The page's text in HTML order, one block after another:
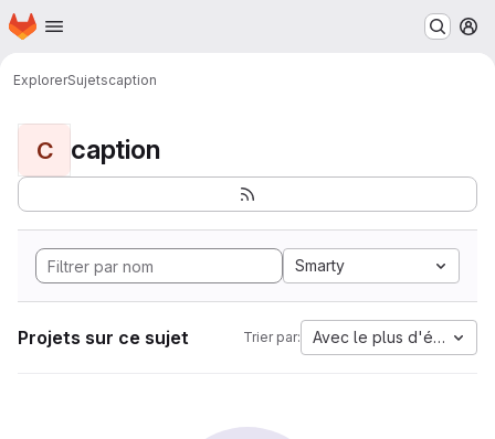
Passer au contenu principal
Page d'accueil
ExplorerSujetscaption
C caption
Smarty
Projets sur ce sujet Trier par: Avec le plus d'étoiles